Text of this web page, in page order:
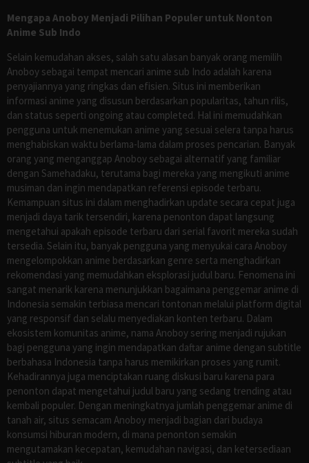
Mengapa Anoboy Menjadi Pilihan Populer untuk Nonton
Anime Sub Indo
Selain kemudahan akses, salah satu alasan banyak orang memilih
Anoboy sebagai tempat mencari anime sub Indo adalah karena
penyajiannya yang ringkas dan efisien. Situs ini memberikan
informasi anime yang disusun berdasarkan popularitas, tahun rilis,
dan status seperti ongoing atau completed. Hal ini memudahkan
pengguna untuk menemukan anime yang sesuai selera tanpa harus
menghabiskan waktu berlama-lama dalam proses pencarian. Banyak
orang yang menganggap Anoboy sebagai alternatif yang familiar
dengan Samehadaku, terutama bagi mereka yang mengikuti anime
musiman dan ingin mendapatkan referensi episode terbaru.
Kemampuan situs ini dalam menghadirkan update secara cepat juga
menjadi daya tarik tersendiri, karena penonton dapat langsung
mengetahui apakah episode terbaru dari serial favorit mereka sudah
tersedia. Selain itu, banyak pengguna yang menyukai cara Anoboy
mengelompokkan anime berdasarkan genre serta menghadirkan
rekomendasi yang memudahkan eksplorasi judul baru. Fenomena ini
sangat menarik karena menunjukkan bagaimana penggemar anime di
Indonesia semakin terbiasa mencari tontonan melalui platform digital
yang responsif dan selalu menyediakan konten terbaru. Dalam
ekosistem komunitas anime, nama Anoboy sering menjadi rujukan
bagi pengguna yang ingin mendapatkan daftar anime dengan subtitle
berbahasa Indonesia tanpa harus memikirkan proses yang rumit.
Kehadirannya juga menciptakan ruang diskusi baru karena para
penonton dapat mengetahui judul baru yang sedang trending atau
kembali populer. Dengan meningkatnya jumlah penggemar anime di
tanah air, situs semacam Anoboy menjadi bagian dari budaya
konsumsi hiburan modern, di mana penonton semakin
mengutamakan kecepatan, kemudahan navigasi, dan ketersediaan